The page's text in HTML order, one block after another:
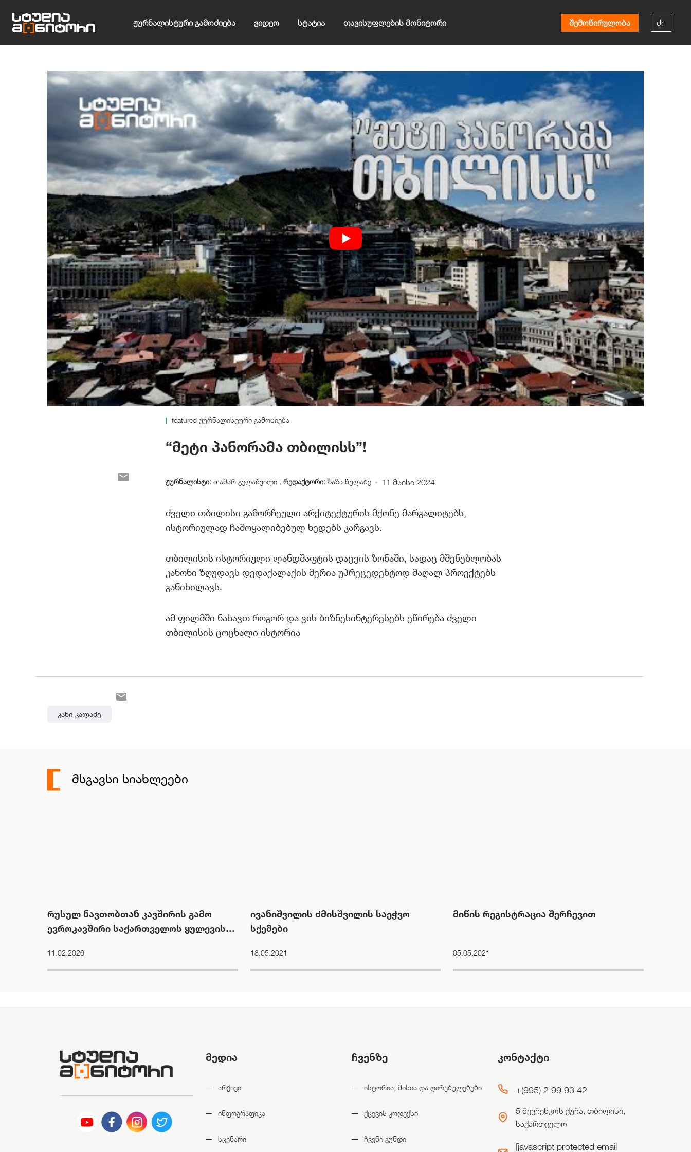
Ჟურნალისტური Გამოძიება Ვიდეო Სტატია Თავისუფლების Მონიტორი შემოწირულობა
featured ჟურნალისტური გამოძიება
“მეტი პანორამა თბილისს”!
ჟურნალისტი: თამარ გელაშვილი ; რედაქტორი: ზაზა წულაძე 11 მაისი 2024
ძველი თბილისი გამორჩეული არქიტექტურის მქონე მარგალიტებს,
ისტორიულად ჩამოყალიბებულ ხედებს კარგავს.
თბილისის ისტორიული ლანდშაფტის დაცვის ზონაში, სადაც მშენებლობას
კანონი ზღუდავს დედაქალაქის მერია უპრეცედენტოდ მაღალ პროექტებს
განიხილავს.
ამ ფილმში ნახავთ როგორ და ვის ბიზნესინტერესებს ეწირება ძველი
თბილისის ცოცხალი ისტორია
Კახი Კალაძე
ᲛᲡᲒᲐᲕᲡᲘ ᲡᲘᲐᲮᲚᲔᲔᲑᲘ
რუსულ ნავთობთან კავშირის გამო
ევროკავშირი საქართველოს ყულევის
განიხილავს
11.02.2026
ივანიშვილის ძმისშვილის საეჭვო
სქემები
18.05.2021
მიწის რეგისტრაცია შერჩევით
05.05.2021
მედია
არქივი
ინფოგრაფიკა
სცენარი
ჩვენზე
ისტორია, მისია და ღირებულებები
ქცევის კოდექსი
ჩვენი გუნდი
კონტაქტი
+(995) 2 99 93 42
5 შევჩენკოს ქუჩა, თბილისი,
საქართველო
[javascript protected email